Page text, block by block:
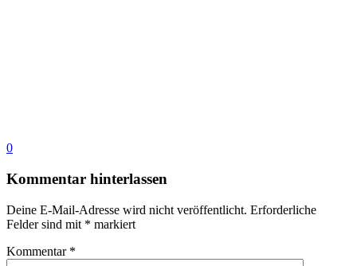
0
Kommentar hinterlassen
Deine E-Mail-Adresse wird nicht veröffentlicht. Erforderliche
Felder sind mit * markiert
Kommentar *